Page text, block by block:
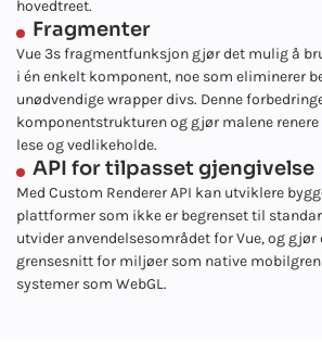
hovedtreet.
Fragmenter
Vue 3s fragmentfunksjon gjør det mulig å
i én enkelt komponent, noe som eliminerer
unødvendige wrapper divs. Denne
komponentstrukturen og gjør malene
lese og vedlikeholde.
API for tilpasset gjengivelse
Med Custom Renderer API kan utviklere
plattformer som ikke er begrenset til
utvider anvendelsesområdet for Vue, og
grensesnitt for miljøer som native
systemer som WebGL.